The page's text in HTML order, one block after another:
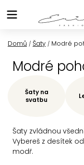
na
Domů / Šaty / Modré
Modré
Šaty zvládnou
Vybereš z desítek
modř.
Šaty na
svatbu